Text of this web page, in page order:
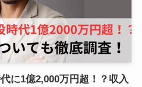
に1億2,000万円超！？収入